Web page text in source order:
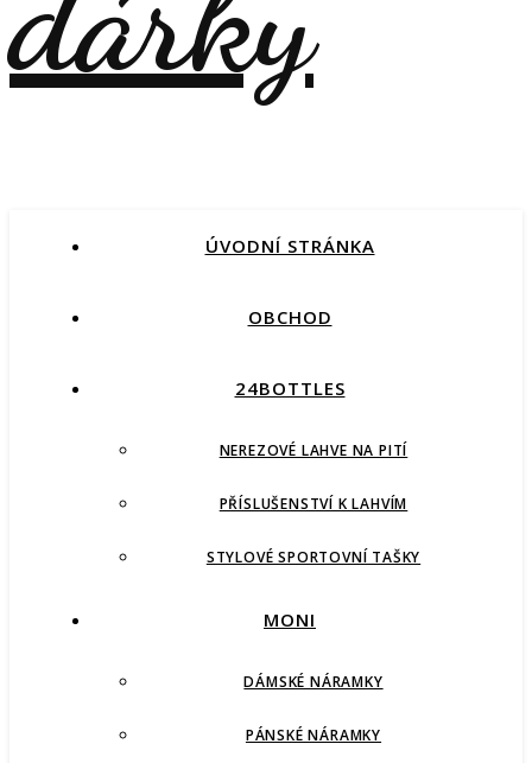
ÚVODNÍ STRÁNKA
OBCHOD
24BOTTLES
NEREZOVÉ LAHVE NA PITÍ
PŘÍSLUŠENSTVÍ K LAHVÍM
STYLOVÉ SPORTOVNÍ TAŠKY
MONI
DÁMSKÉ NÁRAMKY
PÁNSKÉ NÁRAMKY